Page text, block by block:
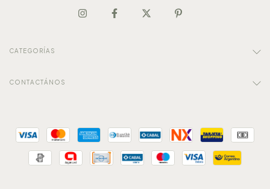
CATEGORÍAS
CONTACTÁNOS